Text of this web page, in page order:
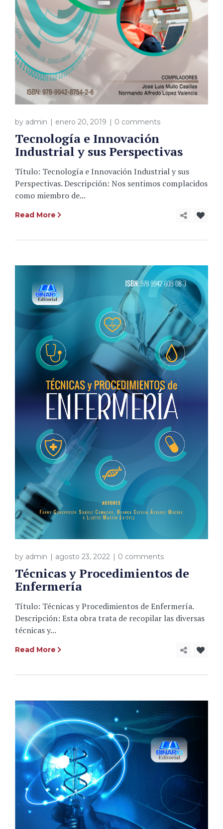
by admin enero 20, 2019 0 comments
Tecnología e Innovación
Industrial y sus Perspectivas
Título: Tecnología e Innovación Industrial y sus
Perspectivas. Descripción: Nos sentimos complacidos
como miembro de...
Read More
by admin agosto 23, 2022 0 comments
Técnicas y Procedimientos de
Enfermería
Título: Técnicas y Procedimientos de Enfermería.
Descripción: Esta obra trata de recopilar las diversas
técnicas y...
Read More